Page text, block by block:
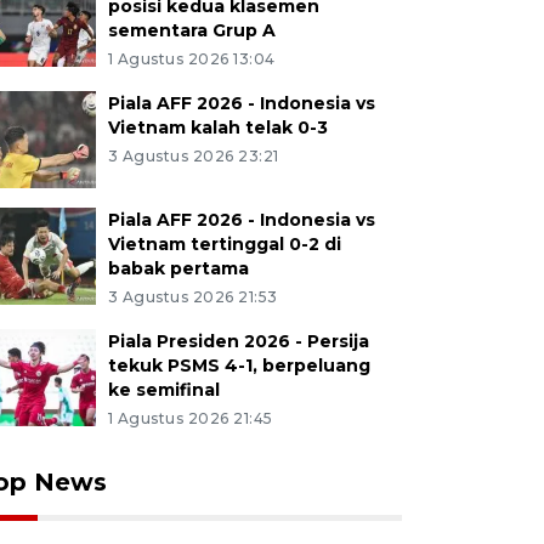
posisi kedua klasemen
sementara Grup A
1 Agustus 2026 13:04
Piala AFF 2026 - Indonesia vs
Vietnam kalah telak 0-3
3 Agustus 2026 23:21
Piala AFF 2026 - Indonesia vs
Vietnam tertinggal 0-2 di
babak pertama
3 Agustus 2026 21:53
Piala Presiden 2026 - Persija
tekuk PSMS 4-1, berpeluang
ke semifinal
1 Agustus 2026 21:45
News